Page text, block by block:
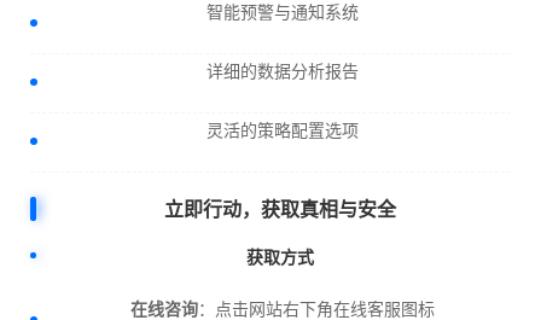
智能预警与通知系统
详细的数据分析报告
灵活的策略配置选项
立即行动，获取真相与安全
获取方式
在线咨询：点击网站右下角在线客服图标